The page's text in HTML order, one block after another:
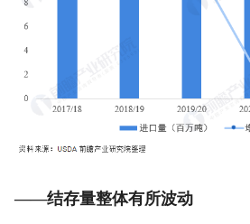
——结存量整体有所波动